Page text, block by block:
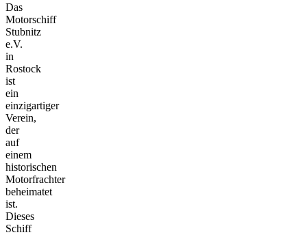
Das
Motorschiff
Stubnitz
e.V.
in
Rostock
ist
ein
einzigartiger
Verein,
der
auf
einem
historischen
Motorfrachter
beheimatet
ist.
Dieses
Schiff